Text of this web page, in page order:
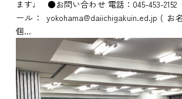
ます♩ ●お問い合わせ 電話：045-453-2152
ール： yokohama@daiichigakuin.ed.jp ( お
個...